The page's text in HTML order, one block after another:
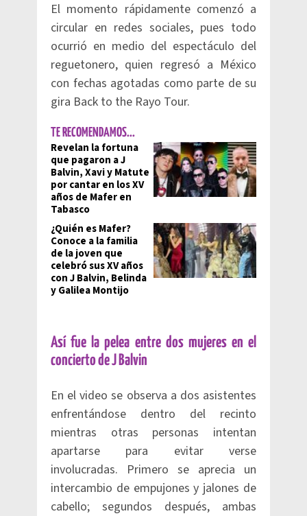
El momento rápidamente comenzó a
circular en redes sociales, pues todo
ocurrió en medio del espectáculo del
reguetonero, quien regresó a México
con fechas agotadas como parte de su
gira Back to the Rayo Tour.
TE RECOMENDAMOS...
Revelan la fortuna
que pagaron a J
Balvin, Xavi y Matute
por cantar en los XV
años de Mafer en
Tabasco
¿Quién es Mafer?
Conoce a la familia
de la joven que
celebró sus XV años
con J Balvin, Belinda
y Galilea Montijo
Así fue la pelea entre dos mujeres en el
concierto de J Balvin
En el video se observa a dos asistentes
enfrentándose dentro del recinto
mientras otras personas intentan
apartarse para evitar verse
involucradas. Primero se aprecia un
intercambio de empujones y jalones de
cabello; segundos después, ambas